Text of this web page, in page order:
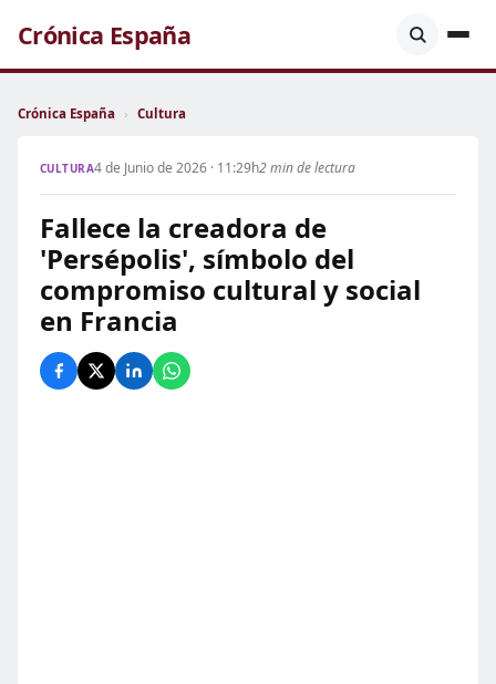
Crónica España
Crónica España › Cultura
CULTURA4 de Junio de 2026 · 11:29h2 min de lectura
Fallece la creadora de
'Persépolis', símbolo del
compromiso cultural y social
en Francia